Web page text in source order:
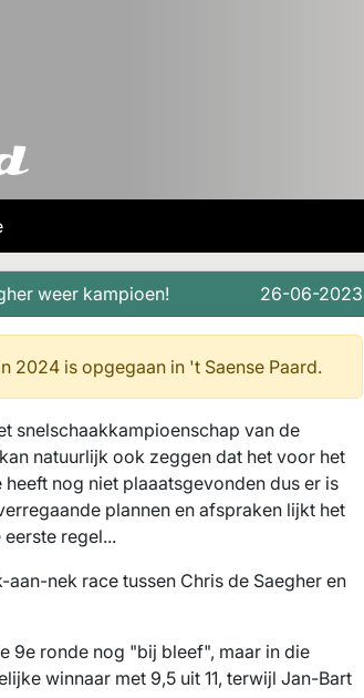
weer kampioen! 26-06-2023
2024 is opgegaan in 't Saense Paard.
snelschaakkampioenschap van de
natuurlijk ook zeggen dat het voor het
nog niet plaaatsgevonden dus er is
plannen en afspraken lijkt het
regel...
nek race tussen Chris de Saegher en
9e ronde nog "bij bleef", maar in die
winnaar met 9,5 uit 11, terwijl Jan-Bart